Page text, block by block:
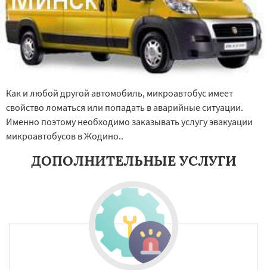
Как и любой другой автомобиль, микроавтобус имеет
свойство ломаться или попадать в аварийные ситуации.
Именно поэтому необходимо заказывать услугу эвакуации
микроавтобусов в Жодино..
ДОПОЛНИТЕЛЬНЫЕ УСЛУГИ